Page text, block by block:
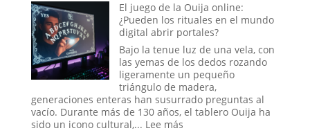
caso
del
abducido
de
Amaicha:
¿Un
a
las
estrellas
El juego de la Ouija online:
¿Pueden los rituales en el mundo
digital abrir portales?
Bajo la tenue luz de una vela, con
las yemas de los dedos rozando
ligeramente un pequeño
triángulo de madera,
generaciones enteras han susurrado preguntas al
vacío. Durante más de 130 años, el tablero Ouija ha
sido un icono cultural,... Lee más: